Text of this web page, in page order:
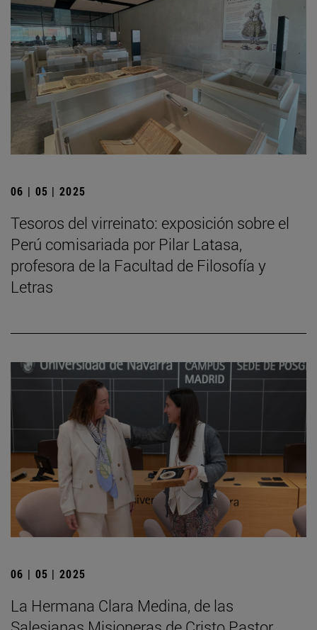
06 | 05 | 2025
Tesoros del virreinato: exposición sobre el
Perú comisariada por Pilar Latasa,
profesora de la Facultad de Filosofía y
Letras
06 | 05 | 2025
La Hermana Clara Medina, de las